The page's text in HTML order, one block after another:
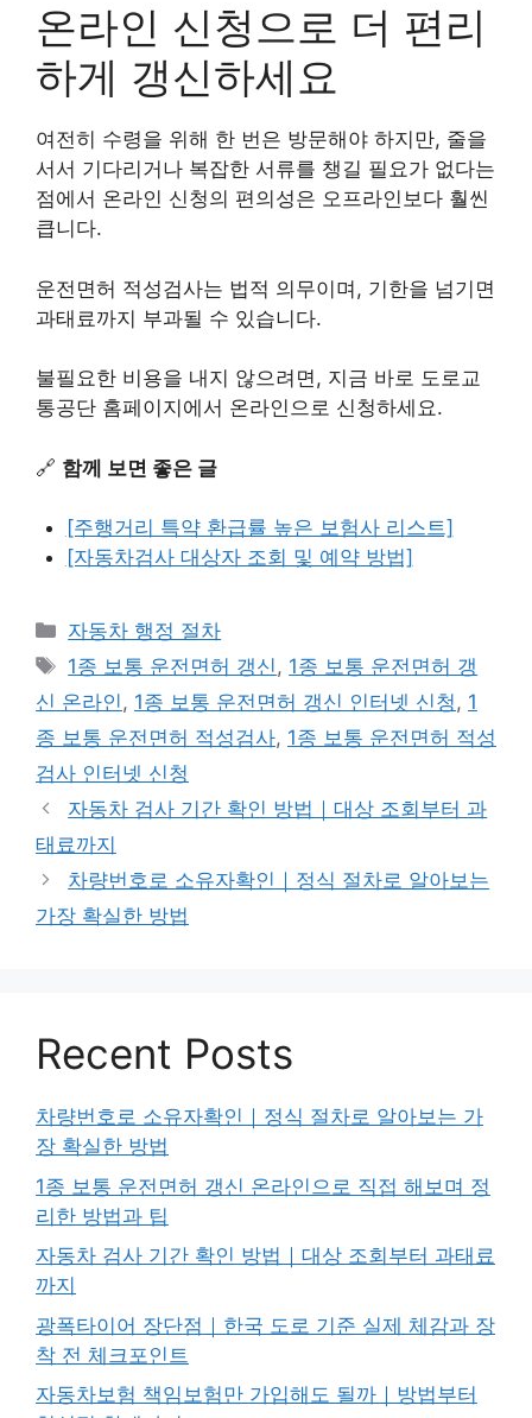
온라인 신청으로 더 편리
하게 갱신하세요
여전히 수령을 위해 한 번은 방문해야 하지만, 줄을
서서 기다리거나 복잡한 서류를 챙길 필요가 없다는
점에서 온라인 신청의 편의성은 오프라인보다 훨씬
큽니다.
운전면허 적성검사는 법적 의무이며, 기한을 넘기면
과태료까지 부과될 수 있습니다.
불필요한 비용을 내지 않으려면, 지금 바로 도로교
통공단 홈페이지에서 온라인으로 신청하세요.
🔗 함께 보면 좋은 글
[주행거리 특약 환급률 높은 보험사 리스트]
[자동차검사 대상자 조회 및 예약 방법]
Categories
자동차 행정 절차
Tags
1종 보통 운전면허 갱신, 1종 보통 운전면허 갱
신 온라인, 1종 보통 운전면허 갱신 인터넷 신청, 1
종 보통 운전면허 적성검사, 1종 보통 운전면허 적성
검사 인터넷 신청
자동차 검사 기간 확인 방법｜대상 조회부터 과
태료까지
차량번호로 소유자확인｜정식 절차로 알아보는
가장 확실한 방법
Recent Posts
차량번호로 소유자확인｜정식 절차로 알아보는 가
장 확실한 방법
1종 보통 운전면허 갱신 온라인으로 직접 해보며 정
리한 방법과 팁
자동차 검사 기간 확인 방법｜대상 조회부터 과태료
까지
광폭타이어 장단점｜한국 도로 기준 실제 체감과 장
착 전 체크포인트
자동차보험 책임보험만 가입해도 될까｜방법부터